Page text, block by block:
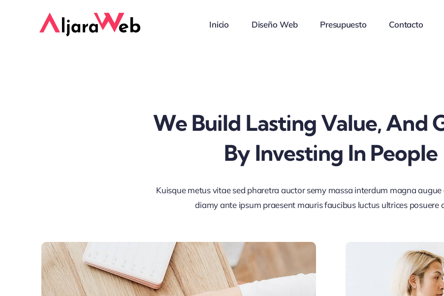
Inicio Diseño Web Presupuesto Contacto
We Build Lasting Value, And
By Investing In People
Kuisque metus vitae sed pharetra auctor semy massa interdum magna
diamy ante ipsum praesent mauris faucibus luctus ultrices posuere